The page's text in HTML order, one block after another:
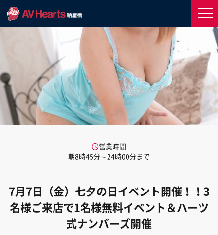
営業時間
朝8時45分～24時00分まで
7月7日（金）七夕の日イベント開催！！3
名様ご来店で1名様無料イベント＆ハーツ
式ナンバーズ開催